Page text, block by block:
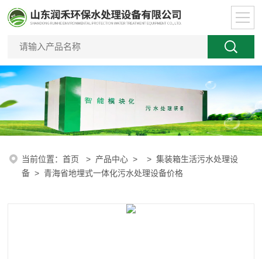
当前位置：首页 > 产品中心 > >集装箱生活污水处理设
备 > 青海省地埋式一体化污水处理设备价格